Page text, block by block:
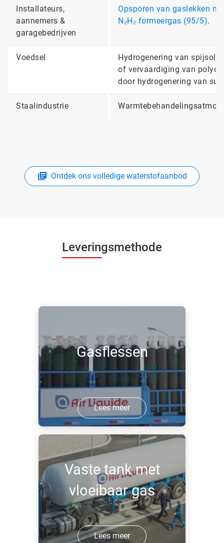
Installateurs,
aannemers &
garagebedrijven
Opsporen van gaslekken
N₂H₂ formeergas (95/5).
Voedsel
Hydrogenering van
of vervaardiging van
door hydrogenering van
Staalindustrie
Ontdek ons volledige waterstofaanbod
Leveringsmethode
Gasflessen
Lees meer
Vaste tank met
vloeibaar gas
Lees meer